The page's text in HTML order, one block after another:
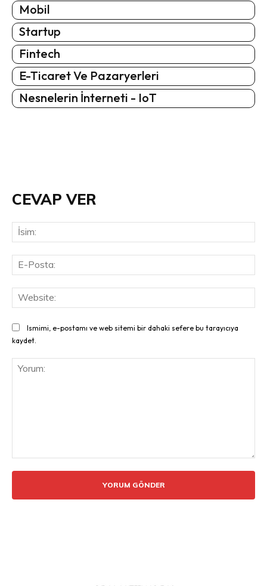
Mobil
Startup
Fintech
E-Ticaret Ve Pazaryerleri
Nesnelerin İnterneti - IoT
CEVAP VER
Ismimi, e-postamı ve web sitemi bir dahaki sefere bu tarayıcıya
kaydet.